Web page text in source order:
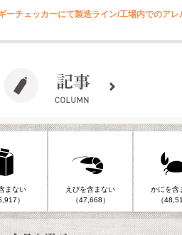
ーチェッカーにて製造ライン/工場内でのア
まない
）
えびを含まない
（47,668）
かにを含
（